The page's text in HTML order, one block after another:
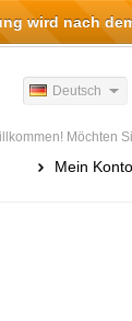
Deutsch
Möchten
Mein Konto
wird nach